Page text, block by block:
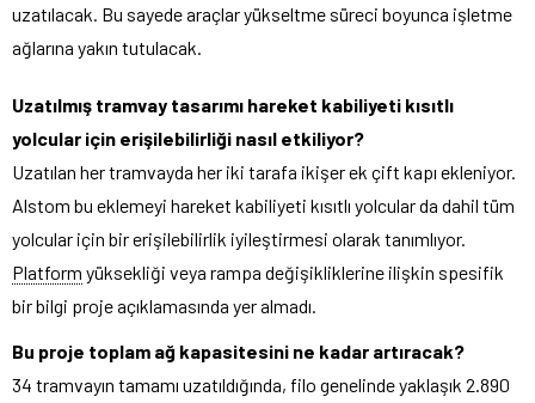
uzatılacak. Bu sayede araçlar yükseltme süreci boyunca işletme
ağlarına yakın tutulacak.
Uzatılmış tramvay tasarımı hareket kabiliyeti kısıtlı
yolcular için erişilebilirliği nasıl etkiliyor?
Uzatılan her tramvayda her iki tarafa ikişer ek çift kapı ekleniyor.
Alstom bu eklemeyi hareket kabiliyeti kısıtlı yolcular da dahil tüm
yolcular için bir erişilebilirlik iyileştirmesi olarak tanımlıyor.
Platform yüksekliği veya rampa değişikliklerine ilişkin spesifik
bir bilgi proje açıklamasında yer almadı.
Bu proje toplam ağ kapasitesini ne kadar artıracak?
34 tramvayın tamamı uzatıldığında, filo genelinde yaklaşık 2.890